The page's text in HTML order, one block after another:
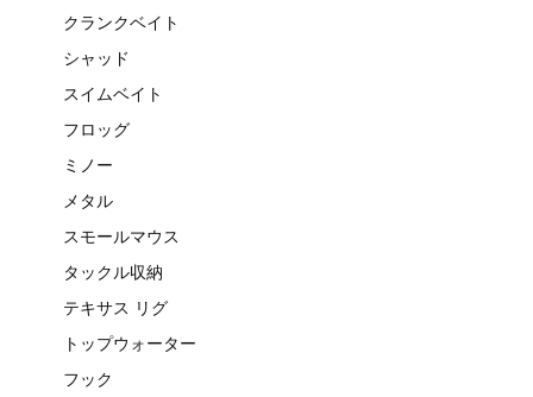
クランクベイト
シャッド
スイムベイト
フロッグ
ミノー
メタル
スモールマウス
タックル収納
テキサス リグ
トップウォーター
フック